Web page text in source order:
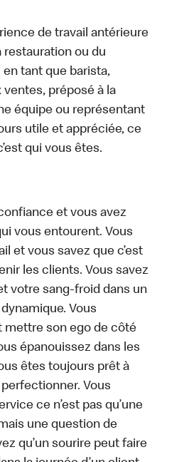
de travail antérieure
restauration ou du
tant que barista,
ventes, préposé à la
équipe ou représentant
utile et appréciée, ce
qui vous êtes.
et vous avez
vous entourent. Vous
et vous savez que c’est
les clients. Vous savez
votre sang-froid dans un
Vous
mettre son ego de côté
épanouissez dans les
êtes toujours prêt à
Vous
ce n’est pas qu’une
une question de
qu’un sourire peut faire